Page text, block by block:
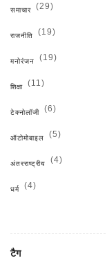
समाचार (29)
राजनीति (19)
मनोरंजन (19)
शिक्षा (11)
टेक्नोलॉजी (6)
ऑटोमोबाइल (5)
अंतरराष्ट्रीय (4)
धर्म (4)
टैग